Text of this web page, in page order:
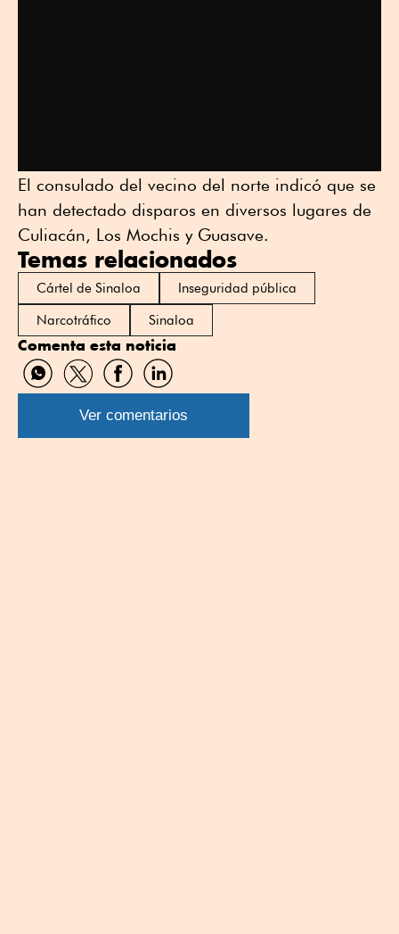
El consulado del vecino del norte indicó que se
han detectado disparos en diversos lugares de
Culiacán, Los Mochis y Guasave.
Temas relacionados
Cártel de Sinaloa
Inseguridad pública
Narcotráfico
Sinaloa
Comenta esta noticia
Compartir
por
WhatsApp
Compartir
por
Twitter
Compartir
por
Facebook
Compartir
por
Linkedin
Ver comentarios